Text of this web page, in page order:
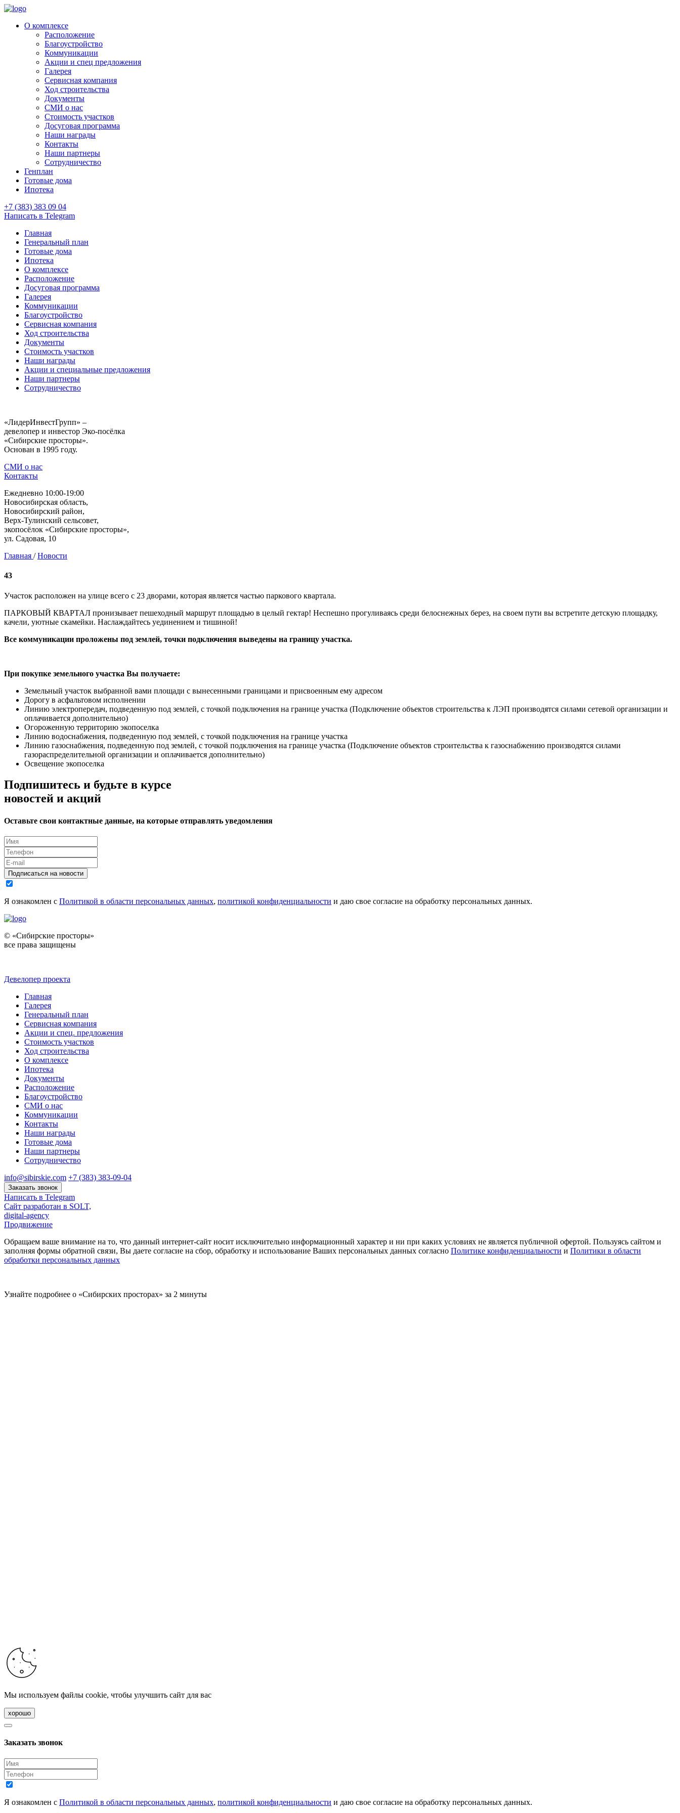
О комплексе
Расположение
Благоустройство
Коммуникации
Акции и спец предложения
Галерея
Сервисная компания
Ход строительства
Документы
СМИ о нас
Стоимость участков
Досуговая программа
Наши награды
Контакты
Наши партнеры
Сотрудничество
Генплан
Готовые дома
Ипотека
+7 (383) 383 09 04
Написать в Telegram
Главная
Генеральный план
Готовые дома
Ипотека
О комплексе
Расположение
Досуговая программа
Галерея
Коммуникации
Благоустройство
Сервисная компания
Ход строительства
Документы
Стоимость участков
Наши награды
Акции и специальные предложения
Наши партнеры
Сотрудничество
«ЛидерИнвестГрупп» –
девелопер и инвестор Эко-посёлка
«Сибирские просторы».
Основан в 1995 году.
СМИ о нас
Контакты
Ежедневно 10:00-19:00
Новосибирская область,
Новосибирский район,
Верх-Тулинский сельсовет,
экопосёлок «Сибирские просторы»,
ул. Садовая, 10
Главная / Новости
43
Участок расположен на улице всего с 23 дворами, которая является частью паркового квартала.
ПАРКОВЫЙ КВАРТАЛ пронизывает пешеходный маршрут площадью в целый гектар! Неспешно прогуливаясь среди белоснежных берез, на своем пути вы встретите детскую площадку,
качели, уютные скамейки. Наслаждайтесь уединением и тишиной!
Все коммуникации проложены под землей, точки подключения выведены на границу участка.
При покупке земельного участка Вы получаете:
Земельный участок выбранной вами площади с вынесенными границами и присвоенным ему адресом
Дорогу в асфальтовом исполнении
Линию электропередач, подведенную под землей, с точкой подключения на границе участка (Подключение объектов строительства к ЛЭП производятся силами сетевой организации и
оплачивается дополнительно)
Огороженную территорию экопоселка
Линию водоснабжения, подведенную под землей, с точкой подключения на границе участка
Линию газоснабжения, подведенную под землей, с точкой подключения на границе участка (Подключение объектов строительства к газоснабжению производятся силами
газораспределительной организации и оплачивается дополнительно)
Освещение экопоселка
Подпишитесь и будьте в курсе
новостей и акций
Оставьте свои контактные данные, на которые отправлять уведомления
Подписаться на новости
Я ознакомлен с Политикой в области персональных данных, политикой конфиденциальности и даю свое согласие на обработку персональных данных.
© «Сибирские просторы»
все права защищены
Девелопер проекта
Главная
Галерея
Генеральный план
Сервисная компания
Акции и спец. предложения
Стоимость участков
Ход строительства
О комплексе
Ипотека
Документы
Расположение
Благоустройство
СМИ о нас
Коммуникации
Контакты
Наши награды
Готовые дома
Наши партнеры
Сотрудничество
info@sibirskie.com +7 (383) 383-09-04
Заказать звонок
Написать в Telegram
Сайт разработан в SOLT,
digital-agency
Продвижение
Обращаем ваше внимание на то, что данный интернет-сайт носит исключительно информационный характер и ни при каких условиях не является публичной офертой. Пользуясь сайтом и
заполняя формы обратной связи, Вы даете согласие на сбор, обработку и использование Ваших персональных данных согласно Политике конфиденциальности и Политики в области
обработки персональных данных
Узнайте подробнее о «Сибирских просторах» за 2 минуты
Мы используем файлы cookie, чтобы улучшить сайт для вас
хорошо
Заказать звонок
Я ознакомлен с Политикой в области персональных данных, политикой конфиденциальности и даю свое согласие на обработку персональных данных.